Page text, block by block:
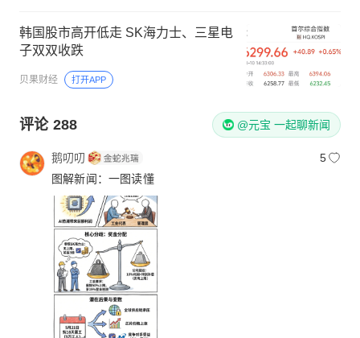
韩国股市高开低走 SK海力士、三星电
子双双收跌
贝果财经 打开APP
评论 288 @元宝 一起聊新闻
鹅叨叨
5
图解新闻：一图读懂